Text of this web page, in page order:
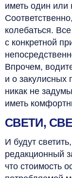
иметь один или
колебаться.
с конкретной
Впрочем,
и о закулисных
никак не
иметь
СВЕТИ,
И будут
редакционный
что стоимость